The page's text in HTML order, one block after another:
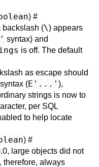
) #
backslash (\) appears
syntax) and
is off. The default
as escape should
(E'...' ),
strings is now to
per SQL
to help locate
) #
large objects did not
therefore, always